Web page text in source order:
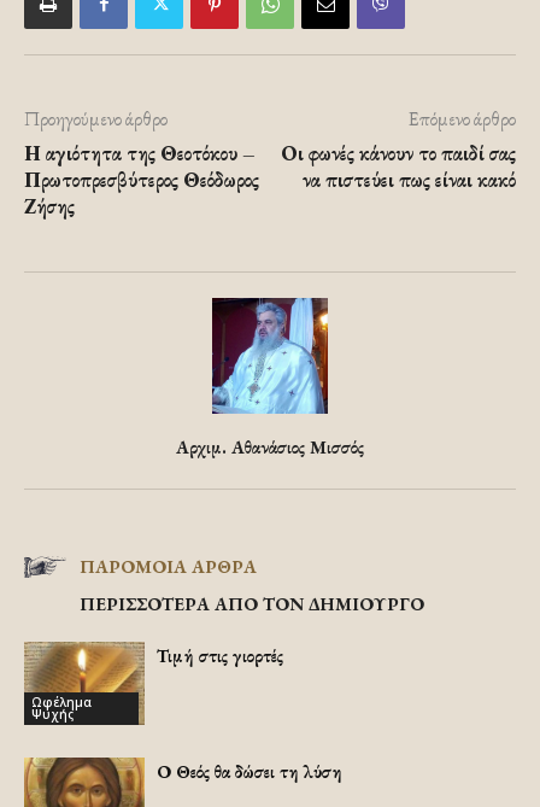
Προηγούμενο άρθρο
Η αγιότητα της Θεοτόκου –
Πρωτοπρεσβύτερος Θεόδωρος
Ζήσης
Επόμενο άρθρο
Οι φωνές κάνουν το παιδί σας
να πιστεύει πως είναι κακό
Αρχιμ. Αθανάσιος Μισσός
ΠΑΡΟΜΟΙΑ ΑΡΘΡΑ
ΠΕΡΙΣΣΟΤΕΡΑ ΑΠΟ ΤΟΝ ΔΗΜΙΟΥΡΓΟ
Ωφέλημα
Ψυχής
Τιμή στις γιορτές
Ο Θεός θα δώσει τη λύση